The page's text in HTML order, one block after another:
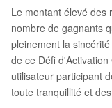
Le montant élevé des
nombre de gagnants
pleinement la
de ce Défi
utilisateur participant
toute tranquillité et